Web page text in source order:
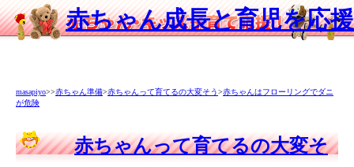
赤ちゃん成長と育児を応援
masapiyo>>赤ちゃん準備>赤ちゃんって育てるの大変そう>赤ちゃんはフローリングでダニ
が危険
赤ちゃんって育てるの大変そ